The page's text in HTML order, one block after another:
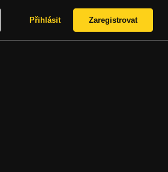
Přihlásit Zaregistrovat